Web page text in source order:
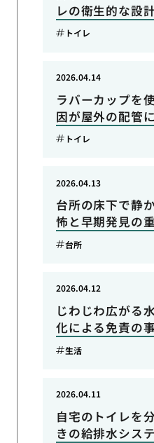
レの衛生的な設
トイレ
ラバーカップを
因が屋外の配管
2026.04.14
トイレ
台所の床下で静
怖と早期発見の
2026.04.13
台所
じわじわ広がる
化による免責の
2026.04.12
生活
自宅のトイレを
きの給排水シス
2026.04.11